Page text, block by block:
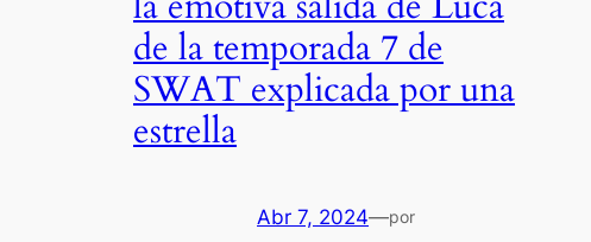
de la temporada 7 de
SWAT explicada por una
estrella
Abr 7, 2024—por